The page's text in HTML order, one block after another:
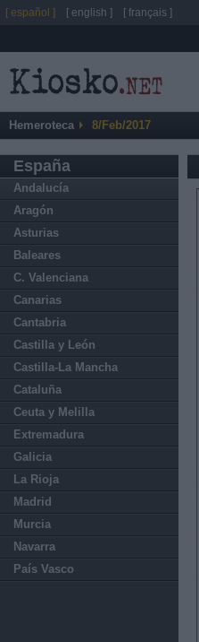
Hemeroteca 8/Feb/2017
España
Andalucía
Aragón
Asturias
Baleares
C. Valenciana
Canarias
Cantabria
Castilla y León
Castilla-La Mancha
Cataluña
Ceuta y Melilla
Extremadura
Galicia
La Rioja
Madrid
Murcia
Navarra
País Vasco
[ español ] [ english ] [ français ]